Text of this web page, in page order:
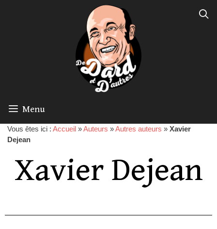
Menu
Vous êtes ici : Accueil »Auteurs »Autres auteurs » Xavier
Dejean
Xavier Dejean